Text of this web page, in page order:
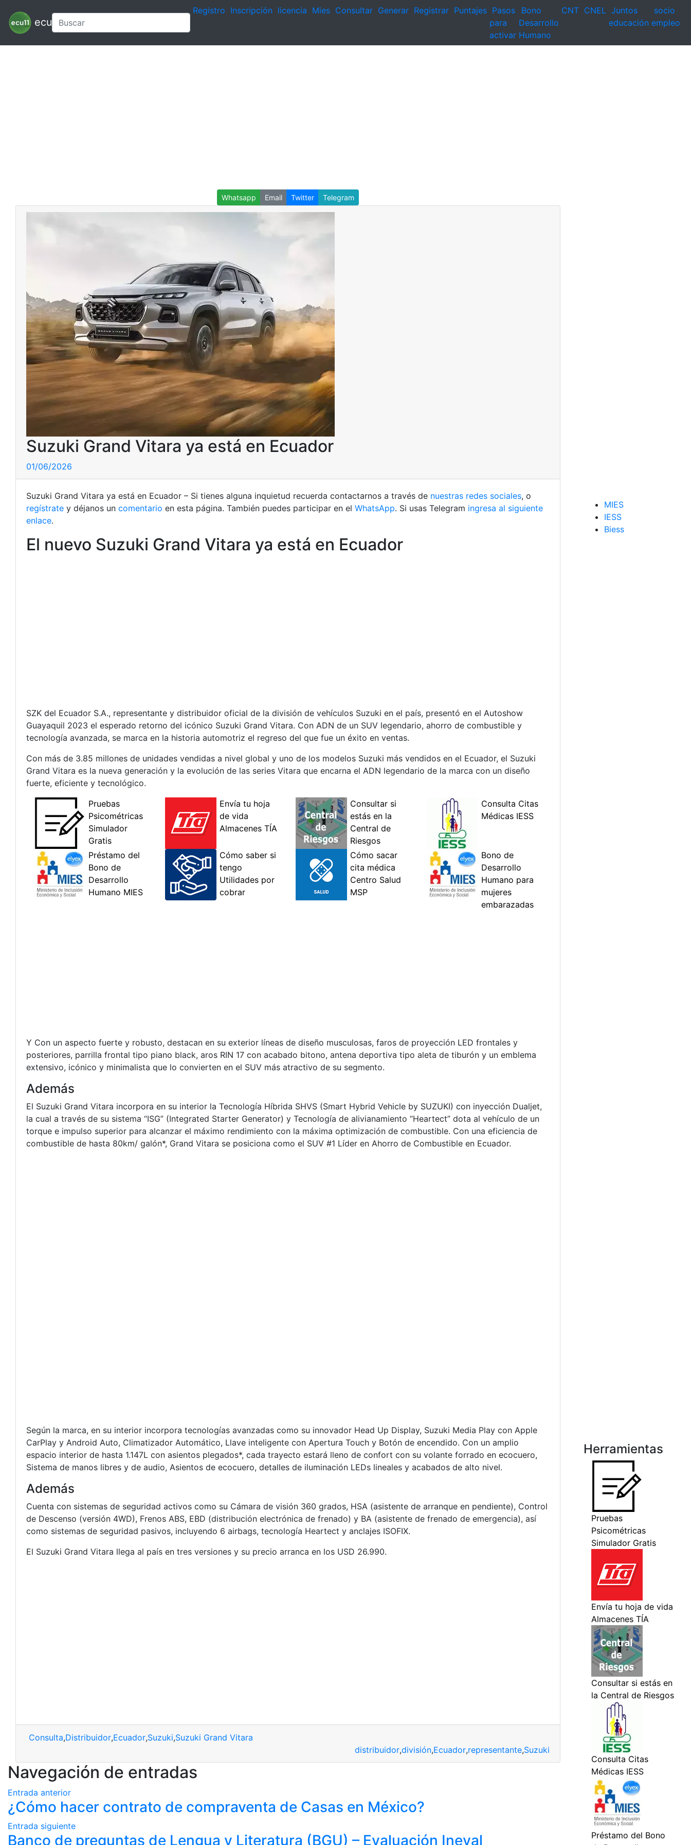
ecu11
Registro Inscripción licencia Mies Consultar Generar Registrar Puntajes Pasos
para
activar
Bono
Desarrollo
Humano
CNT CNEL Juntos
educación
socio
empleo
Whatsapp Email Twitter Telegram
Suzuki Grand Vitara ya está en Ecuador
01/06/2026
Suzuki Grand Vitara ya está en Ecuador – Si tienes alguna inquietud recuerda contactarnos a través de nuestras redes sociales, o
regístrate y déjanos un comentario en esta página. También puedes participar en el WhatsApp. Si usas Telegram ingresa al siguiente
enlace.
El nuevo Suzuki Grand Vitara ya está en Ecuador
SZK del Ecuador S.A., representante y distribuidor oficial de la división de vehículos Suzuki en el país, presentó en el Autoshow
Guayaquil 2023 el esperado retorno del icónico Suzuki Grand Vitara. Con ADN de un SUV legendario, ahorro de combustible y
tecnología avanzada, se marca en la historia automotriz el regreso del que fue un éxito en ventas.
Con más de 3.85 millones de unidades vendidas a nivel global y uno de los modelos Suzuki más vendidos en el Ecuador, el Suzuki
Grand Vitara es la nueva generación y la evolución de las series Vitara que encarna el ADN legendario de la marca con un diseño
fuerte, eficiente y tecnológico.
Y Con un aspecto fuerte y robusto, destacan en su exterior líneas de diseño musculosas, faros de proyección LED frontales y
posteriores, parrilla frontal tipo piano black, aros RIN 17 con acabado bitono, antena deportiva tipo aleta de tiburón y un emblema
extensivo, icónico y minimalista que lo convierten en el SUV más atractivo de su segmento.
Además
El Suzuki Grand Vitara incorpora en su interior la Tecnología Híbrida SHVS (Smart Hybrid Vehicle by SUZUKI) con inyección Dualjet,
la cual a través de su sistema “ISG” (Integrated Starter Generator) y Tecnología de alivianamiento “Heartect” dota al vehículo de un
torque e impulso superior para alcanzar el máximo rendimiento con la máxima optimización de combustible. Con una eficiencia de
combustible de hasta 80km/ galón*, Grand Vitara se posiciona como el SUV #1 Líder en Ahorro de Combustible en Ecuador.
Según la marca, en su interior incorpora tecnologías avanzadas como su innovador Head Up Display, Suzuki Media Play con Apple
CarPlay y Android Auto, Climatizador Automático, Llave inteligente con Apertura Touch y Botón de encendido. Con un amplio
espacio interior de hasta 1.147L con asientos plegados*, cada trayecto estará lleno de confort con su volante forrado en ecocuero,
Sistema de manos libres y de audio, Asientos de ecocuero, detalles de iluminación LEDs lineales y acabados de alto nivel.
Además
Cuenta con sistemas de seguridad activos como su Cámara de visión 360 grados, HSA (asistente de arranque en pendiente), Control
de Descenso (versión 4WD), Frenos ABS, EBD (distribución electrónica de frenado) y BA (asistente de frenado de emergencia), así
como sistemas de seguridad pasivos, incluyendo 6 airbags, tecnología Heartect y anclajes ISOFIX.
El Suzuki Grand Vitara llega al país en tres versiones y su precio arranca en los USD 26.990.
Consulta,Distribuidor,Ecuador,Suzuki,Suzuki Grand Vitara
distribuidor,división,Ecuador,representante,Suzuki
Navegación de entradas
Entrada anterior
¿Cómo hacer contrato de compraventa de Casas en México?
Entrada siguiente
Banco de preguntas de Lengua y Literatura (BGU) – Evaluación Ineval
MIES
IESS
Biess
Herramientas